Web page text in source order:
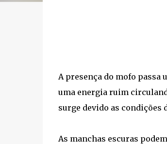
A presença do mofo passa
uma energia ruim
surge devido as condições
As manchas escuras